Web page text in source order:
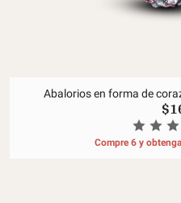
Abalorios en forma de
Compre 6 y